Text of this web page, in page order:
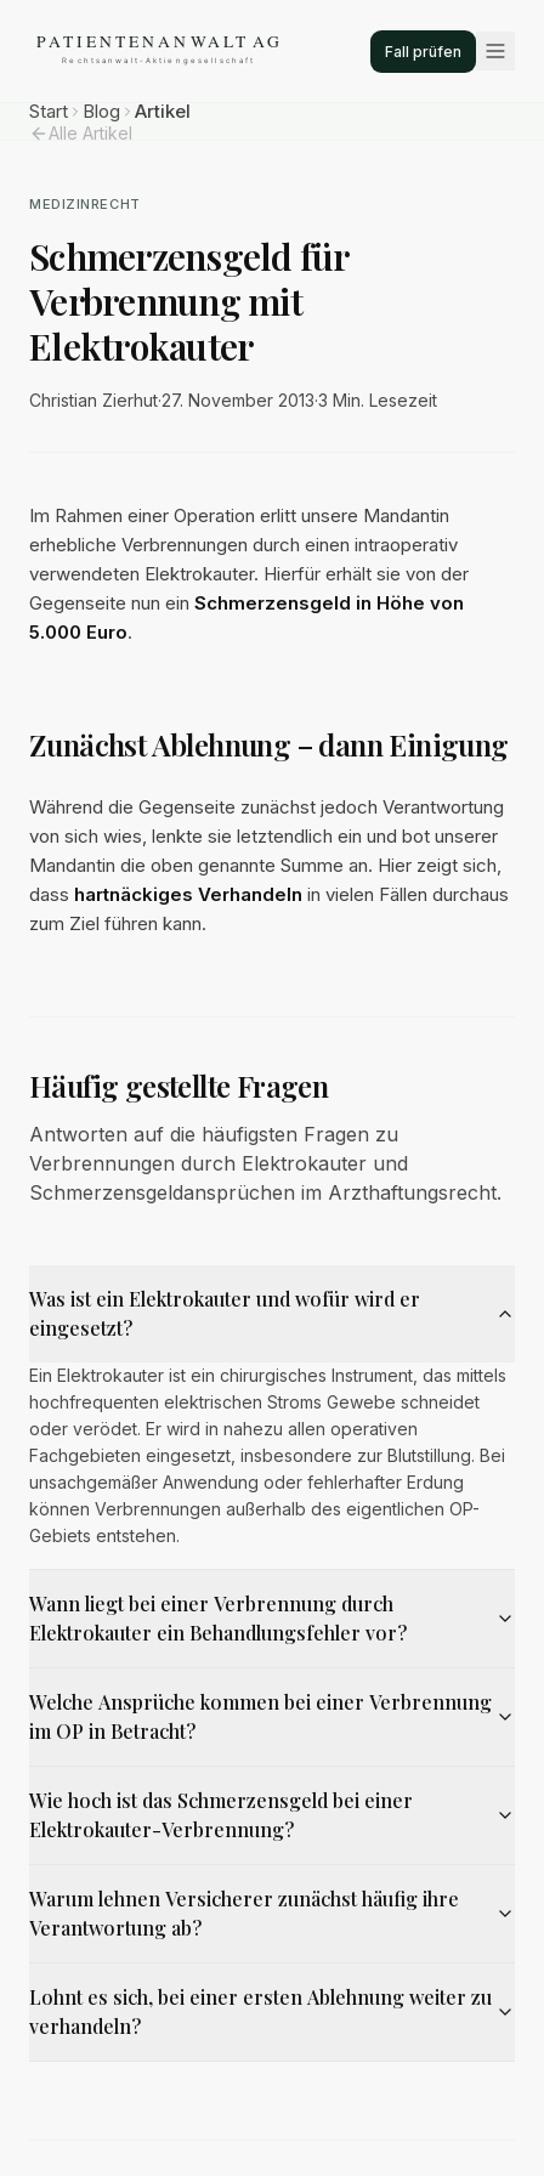
Fall prüfen
Start Blog Artikel
Alle Artikel
MEDIZINRECHT
Schmerzensgeld für
Verbrennung mit
Elektrokauter
Christian Zierhut·27. November 2013·3 Min. Lesezeit
Im Rahmen einer Operation erlitt unsere Mandantin
erhebliche Verbrennungen durch einen intraoperativ
verwendeten Elektrokauter. Hierfür erhält sie von der
Gegenseite nun ein Schmerzensgeld in Höhe von
5.000 Euro.
Zunächst Ablehnung – dann Einigung
Während die Gegenseite zunächst jedoch Verantwortung
von sich wies, lenkte sie letztendlich ein und bot unserer
Mandantin die oben genannte Summe an. Hier zeigt sich,
dass hartnäckiges Verhandeln in vielen Fällen durchaus
zum Ziel führen kann.
Häufig gestellte Fragen
Antworten auf die häufigsten Fragen zu
Verbrennungen durch Elektrokauter und
Schmerzensgeldansprüchen im Arzthaftungsrecht.
Was ist ein Elektrokauter und wofür wird er
eingesetzt?
Ein Elektrokauter ist ein chirurgisches Instrument, das mittels
hochfrequenten elektrischen Stroms Gewebe schneidet
oder verödet. Er wird in nahezu allen operativen
Fachgebieten eingesetzt, insbesondere zur Blutstillung. Bei
unsachgemäßer Anwendung oder fehlerhafter Erdung
können Verbrennungen außerhalb des eigentlichen OP-
Gebiets entstehen.
Wann liegt bei einer Verbrennung durch
Elektrokauter ein Behandlungsfehler vor?
Welche Ansprüche kommen bei einer Verbrennung
im OP in Betracht?
Wie hoch ist das Schmerzensgeld bei einer
Elektrokauter-Verbrennung?
Warum lehnen Versicherer zunächst häufig ihre
Verantwortung ab?
Lohnt es sich, bei einer ersten Ablehnung weiter zu
verhandeln?